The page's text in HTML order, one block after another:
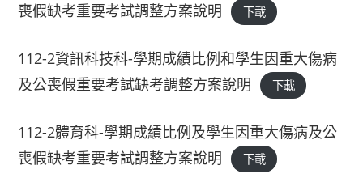
喪假缺考重要考試調整方案說明
下載
112-2資訊科技科-學期成績比例和學生因重大傷病
及公喪假重要考試缺考調整方案說明
下載
112-2體育科-學期成績比例及學生因重大傷病及公
喪假缺考重要考試調整方案說明
下載